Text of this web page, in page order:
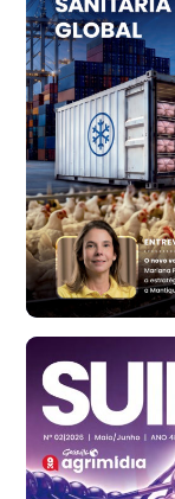
R$ 1.414,46
t
Trigo Atacado -
RS
R$ 1.314,61
t
Ovo Vermelho
Vermelho
R$ 171,61
cx
Santa Maria
R$ 140,74
cx
Ovo Branco -
Recife (PE)